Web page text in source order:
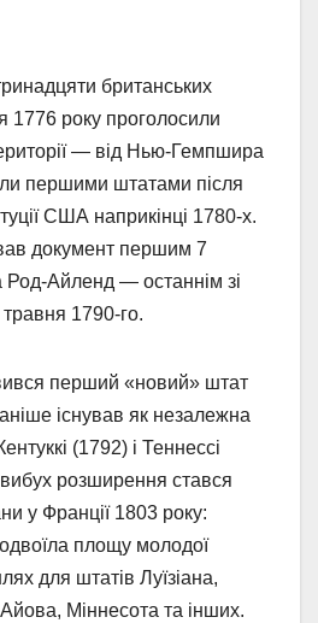
британських
1776 року проголосили
— від Нью-Гемпшира
першими штатами після
США наприкінці 1780-х.
документ першим 7
Род-Айленд — останнім зі
травня 1790-го.
перший «новий» штат
існував як незалежна
(1792) і Теннессі
розширення стався
у Франції 1803 року:
площу молодої
для штатів Луїзіана,
Міннесота та інших.